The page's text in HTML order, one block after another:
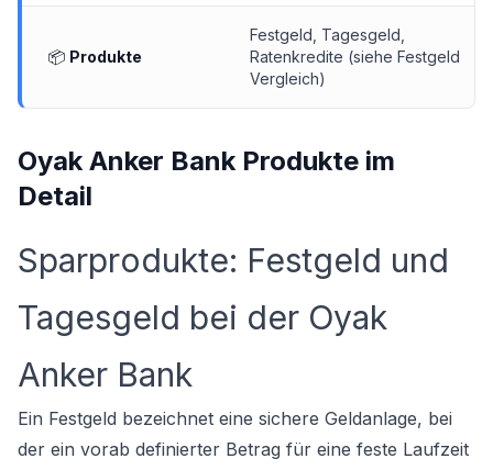
📦 Produkte
Festgeld, Tagesgeld,
Ratenkredite (siehe Festgeld
Vergleich)
Oyak Anker Bank Produkte im
Detail
Sparprodukte: Festgeld und
Tagesgeld bei der Oyak
Anker Bank
Ein Festgeld bezeichnet eine sichere Geldanlage, bei
der ein vorab definierter Betrag für eine feste Laufzeit